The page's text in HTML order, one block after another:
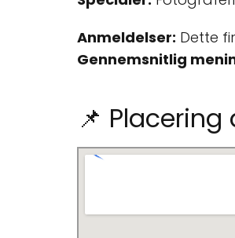
Anmeldelser: Dette
Gennemsnitlig
📌